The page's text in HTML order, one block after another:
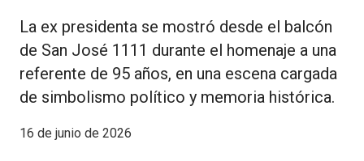
La ex presidenta se mostró desde el balcón
de San José 1111 durante el homenaje a una
referente de 95 años, en una escena cargada
de simbolismo político y memoria histórica.
16 de junio de 2026